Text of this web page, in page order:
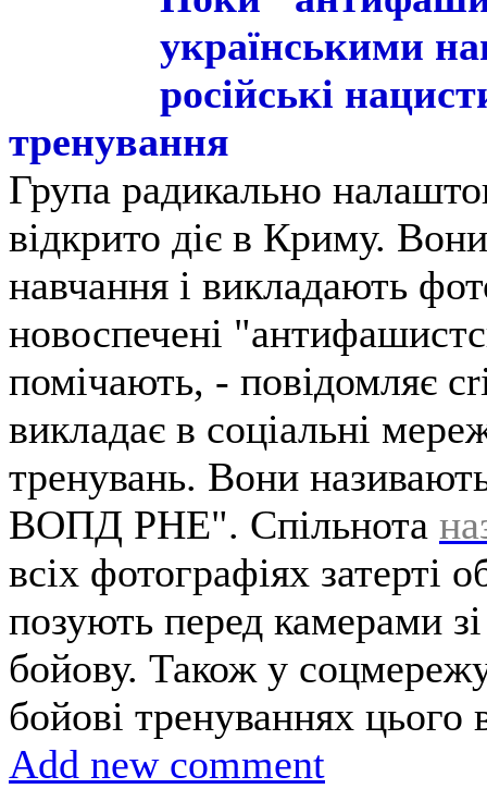
українськими
російські
тренування
Група радикально
відкрито діє в Криму.
навчання і викладають
новоспечені
помічають, - повідомляє
викладає в соціальні
тренувань. Вони
ВОПД РНЕ". Спільнота
всіх фотографіях
позують перед камерами
бойову. Також у
бойові тренуваннях цього
Add new comment